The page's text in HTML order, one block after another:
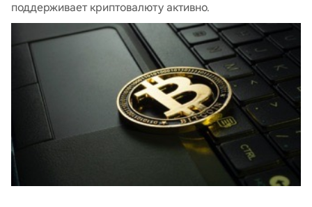
поддерживает криптовалюту активно.